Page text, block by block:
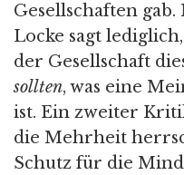
Gesellschaften
Locke sagt
der Gesellschaft
sollten, was eine
ist. Ein zweiter
die Mehrheit
Schutz für die